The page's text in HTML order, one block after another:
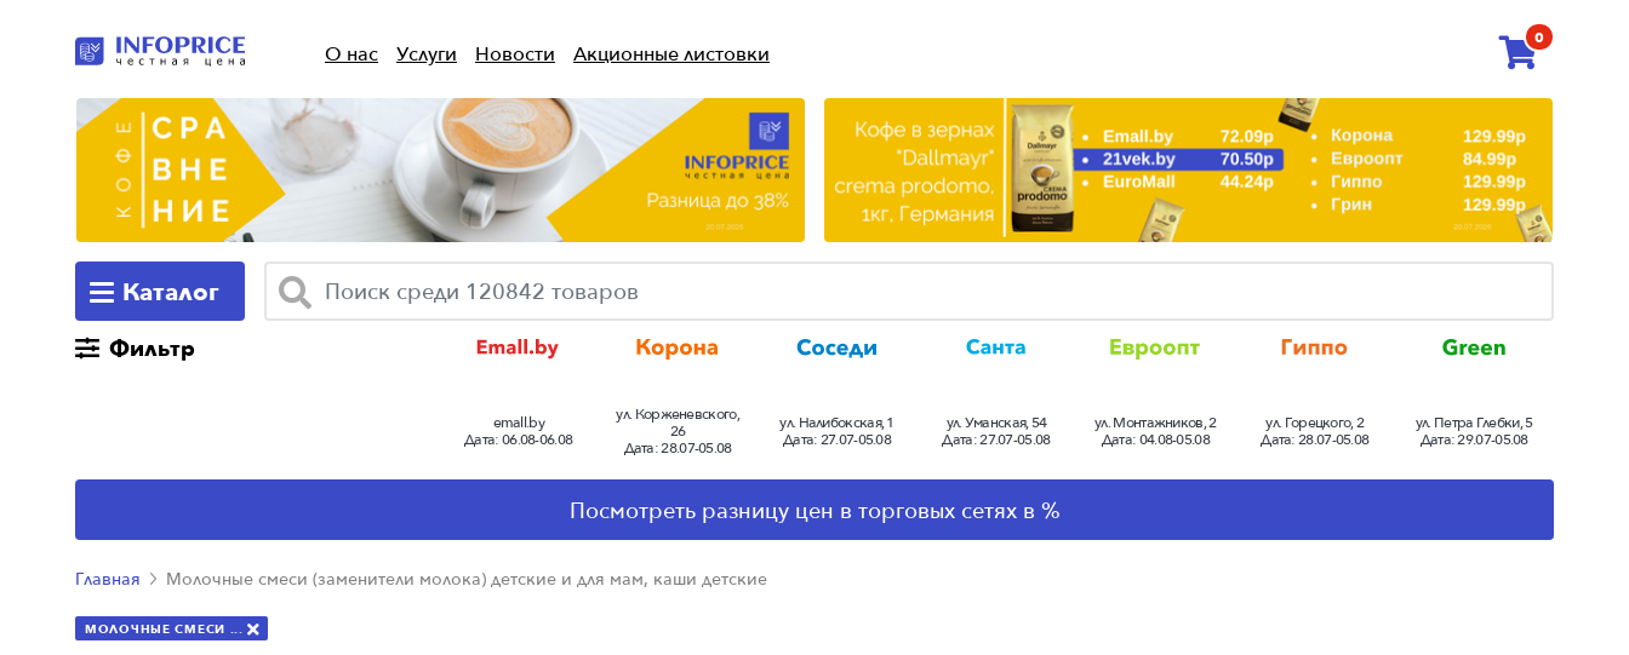
О нас Услуги Новости Акционные листовки 0
Каталог
Фильтр
emall.by
Дата:06.08-06.08
ул. Корженевского,
26
Дата:28.07-05.08
ул. Налибокская, 1
Дата:27.07-05.08
ул. Уманская, 54
Дата:27.07-05.08
ул. Монтажников, 2
Дата:04.08-05.08
ул. Горецкого, 2
Дата:28.07-05.08
ул. Петра Глебки, 5
Дата:29.07-05.08
сравнения цен
-5.4% -3.4% -4.4%
Посмотреть разницу цен в торговых сетях в %
Главная Молочные смеси (заменители молока) детские и для мам, каши детские
МОЛОЧНЫЕ СМЕСИ ...